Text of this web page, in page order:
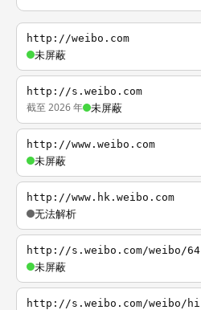
http://weibo.com
未屏蔽
http://s.weibo.com
截至 2026 年 未屏蔽
http://www.weibo.com
未屏蔽
http://www.hk.weibo.com
无法解析
http://s.weibo.com/weibo/64
未屏蔽
http://s.weibo.com/weibo/hi